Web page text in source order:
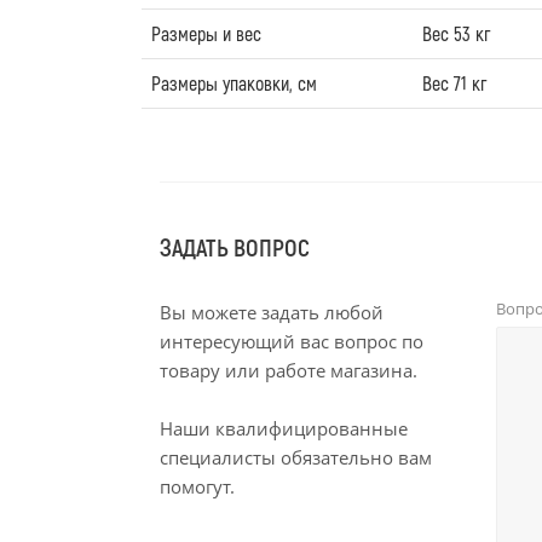
Размеры и вес Вес 53 кг
Размеры упаковки, см Вес 71 кг
ЗАДАТЬ ВОПРОС
Вы можете задать любой
интересующий вас вопрос по
товару или работе магазина.
Наши квалифицированные
специалисты обязательно вам
помогут.